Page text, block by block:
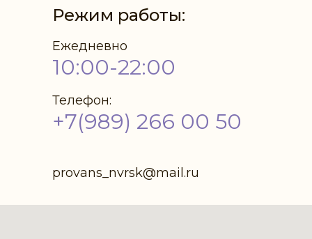
provans_nvrsk@mail.ru
Режим работы:
Ежедневно
Телефон:
10:00-22:00
+7(989) 266 00 50